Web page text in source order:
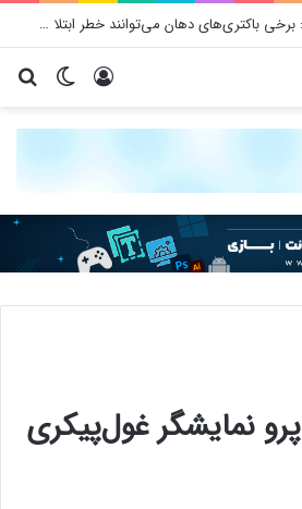
کشف جدید دانشمندان: برخی باکتری‌های دهان می‌توانند خطر ابتلا به آلزایمر را افزایش دهند
تغییر ورود
ردمی توربو ۴ پرو نمایشگر غول‌پیکری